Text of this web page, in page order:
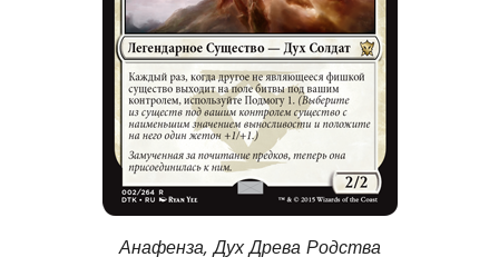
Анафенза, Дух Древа Родства